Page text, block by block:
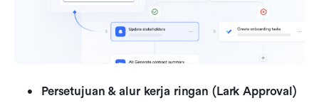
Persetujuan & alur kerja ringan (Lark Approval)